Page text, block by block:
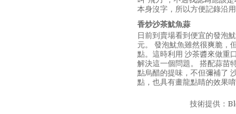
本身沒字，所以方便記錄沿用
香炒沙茶魷魚蒜
日前到賣場看到便宜的發泡
元。 發泡魷魚雖然很爽脆，
點。這時利用 沙茶醬來做重
解決這一個問題。 搭配蒜苗
點烏醋的提味，不但彌補了
點，也具有畫龍點睛的效果唷
技術提供：